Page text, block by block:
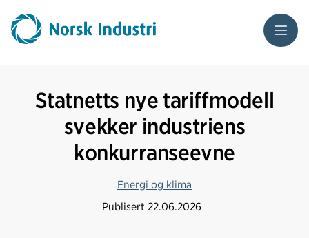
Meny
Statnetts nye tariffmodell
svekker industriens
konkurranseevne
Energi og klima
Publisert 22.06.2026